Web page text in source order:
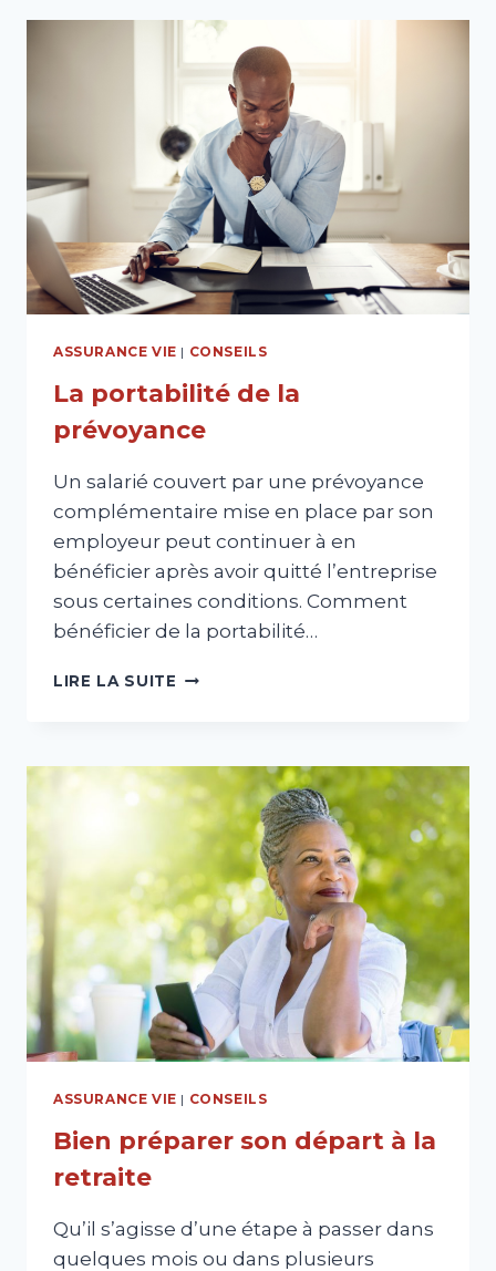
EN
ASSURANCE
VIE
ASSURANCE VIE | CONSEILS
La portabilité de la
prévoyance
Un salarié couvert par une prévoyance
complémentaire mise en place par son
employeur peut continuer à en
bénéficier après avoir quitté l’entreprise
sous certaines conditions. Comment
bénéficier de la portabilité…
LIRE LA SUITE LA
PRÉVOYANCE
ASSURANCE VIE | CONSEILS
Bien préparer son départ à la
retraite
Qu’il s’agisse d’une étape à passer dans
quelques mois ou dans plusieurs